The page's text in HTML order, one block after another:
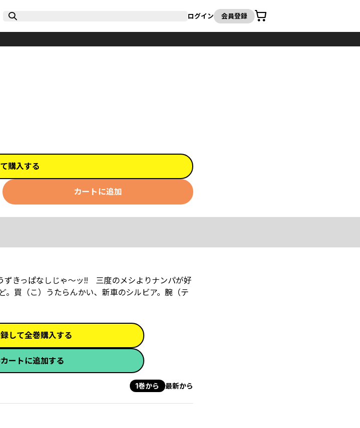
ログイン 会員登録
カート
購入する
カートに追加
きっぱなしじゃ～ッ!! 三度のメシよりナンパが好
。買（こ）うたらんかい、新車のシルビア。腕（テ
して全巻購入する
ートに追加する
1巻から 最新から